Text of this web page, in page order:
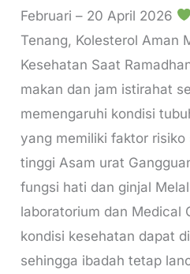
Februari – 20 April 2026
Tenang, Kolesterol Aman
Kesehatan Saat
makan dan jam istirahat
memengaruhi kondisi
yang memiliki faktor risiko
tinggi Asam urat
fungsi hati dan ginjal
laboratorium dan Medical
kondisi kesehatan dapat
sehingga ibadah tetap